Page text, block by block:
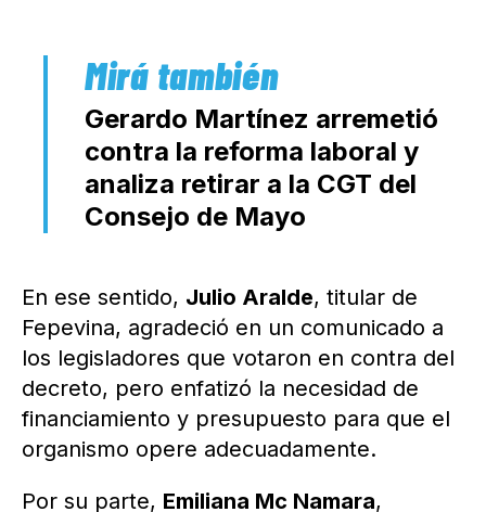
Gerardo Martínez arremetió
contra la reforma laboral y
analiza retirar a la CGT del
Consejo de Mayo
En ese sentido, Julio Aralde, titular de
Fepevina, agradeció en un comunicado a
los legisladores que votaron en contra del
decreto, pero enfatizó la necesidad de
financiamiento y presupuesto para que el
organismo opere adecuadamente.
Por su parte, Emiliana Mc Namara,